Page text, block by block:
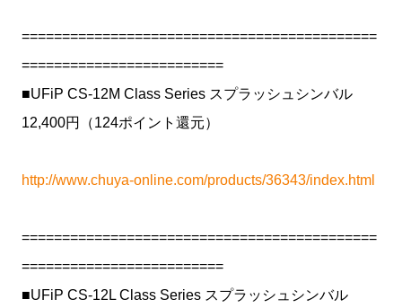
============================================
=========================
■UFiP CS-12M Class Series スプラッシュシンバル
12,400円（124ポイント還元）
http://www.chuya-online.com/products/36343/index.html
============================================
=========================
■UFiP CS-12L Class Series スプラッシュシンバル